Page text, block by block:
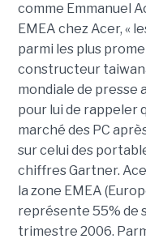
comme Emmanuel
EMEA chez Acer, «
parmi les plus
constructeur
mondiale de presse
pour lui de rappeler
marché des PC
sur celui des
chiffres Gartner.
la zone EMEA
représente 55% de
trimestre 2006.